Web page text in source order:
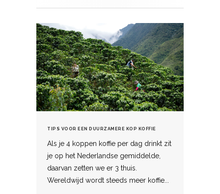
TIPS VOOR EEN DUURZAMERE KOP KOFFIE
Als je 4 koppen koffie per dag drinkt zit
je op het Nederlandse gemiddelde,
daarvan zetten we er 3 thuis.
Wereldwijd wordt steeds meer koffie...